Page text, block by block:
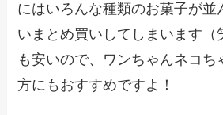
にはいろんな種類のお菓子が並
いまとめ買いしてしまいます（
も安いので、ワンちゃんネコち
方にもおすすめですよ！